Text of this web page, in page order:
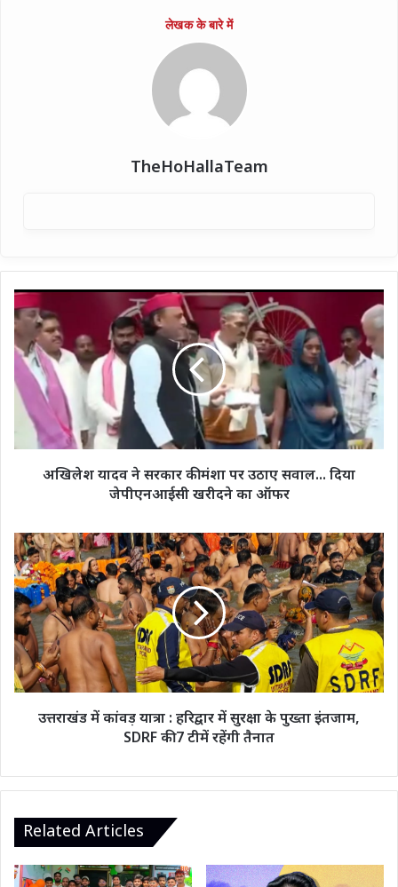
TheHoHallaTeam
अखिलेश
यादव
ने
सरकार
मंशा
पर
उठाए
सवाल...
जेपीएनआईसी
ऑफर
अखिलेश यादव ने सरकार की मंशा पर उठाए सवाल... दिया
जेपीएनआईसी खरीदने का ऑफर
उत्तराखंड
में
कांवड़
यात्रा
:
हरिद्वार
में
सुरक्षा
के
इंतजाम,
रहेंगी
तैनात
उत्तराखंड में कांवड़ यात्रा : हरिद्वार में सुरक्षा के पुख्ता इंतजाम,
SDRF की 7 टीमें रहेंगी तैनात
Related Articles